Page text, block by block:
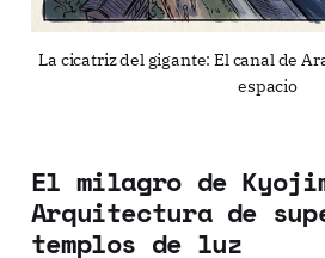
La cicatriz del gigante: El canal de
espacio
El milagro de
Arquitectura de
templos de luz